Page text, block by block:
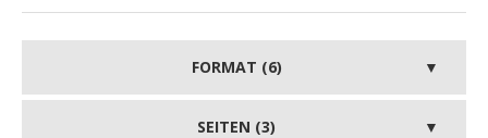
FORMAT (6)
SEITEN (3)